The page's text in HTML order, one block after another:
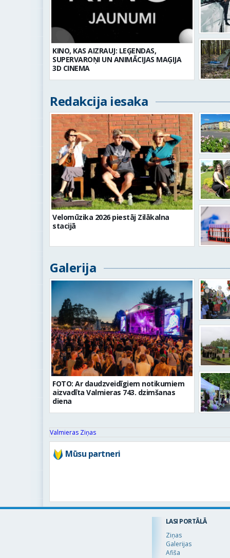
KINO, KAS AIZRAUJ: LEĢENDAS,
SUPERVAROŅI UN ANIMĀCIJAS MAĢIJA
3D CINEMA
Redakcija iesaka
Velomūzika 2026 piestāj Zilākalna
stacijā
Galerija
FOTO: Ar daudzveidīgiem notikumiem
aizvadīta Valmieras 743. dzimšanas
diena
Valmieras Ziņas
Mūsu partneri
LASI PORTĀLĀ
Ziņas
Galerijas
Afiša